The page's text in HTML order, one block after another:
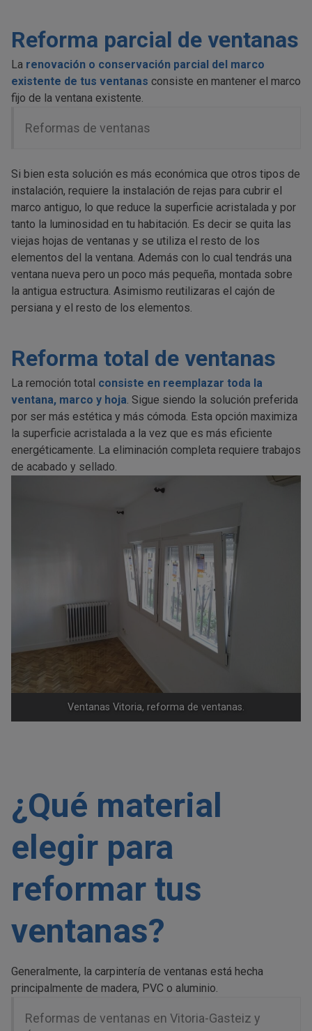
Reforma parcial de ventanas
La renovación o conservación parcial del marco
existente de tus ventanas consiste en mantener el marco
fijo de la ventana existente.
Reformas de ventanas
Si bien esta solución es más económica que otros tipos de
instalación, requiere la instalación de rejas para cubrir el
marco antiguo, lo que reduce la superficie acristalada y por
tanto la luminosidad en tu habitación. Es decir se quita las
viejas hojas de ventanas y se utiliza el resto de los
elementos del la ventana. Además con lo cual tendrás una
ventana nueva pero un poco más pequeña, montada sobre
la antigua estructura. Asimismo reutilizaras el cajón de
persiana y el resto de los elementos.
Reforma total de ventanas
La remoción total consiste en reemplazar toda la
ventana, marco y hoja. Sigue siendo la solución preferida
por ser más estética y más cómoda. Esta opción maximiza
la superficie acristalada a la vez que es más eficiente
energéticamente. La eliminación completa requiere trabajos
de acabado y sellado.
Ventanas Vitoria, reforma de ventanas.
¿Qué material
elegir para
reformar tus
ventanas?
Generalmente, la carpintería de ventanas está hecha
principalmente de madera, PVC o aluminio.
Reformas de ventanas en Vitoria-Gasteiz y